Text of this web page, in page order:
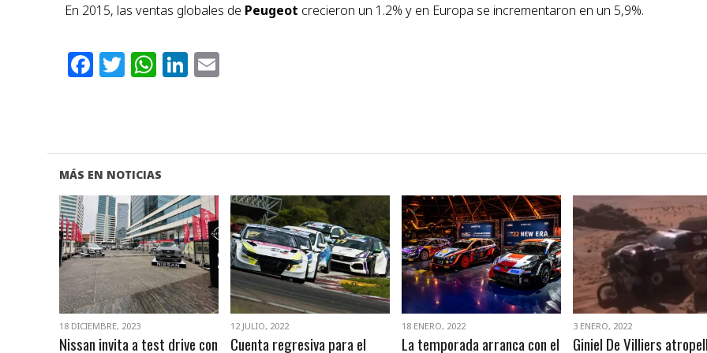
En 2015, las ventas globales de Peugeot crecieron un 1.2% y en Europa se incrementaron en un 5,9%.
Facebook
Twitter
WhatsApp
LinkedIn
MÁS EN NOTICIAS
VER NOTA
18 DICIEMBRE, 2023
Nissan invita a test drive con
VER NOTA
12 JULIO, 2022
Cuenta regresiva para el
VER NOTA
18 ENERO, 2022
La temporada arranca con el
VER NOTA
3 ENERO, 2022
Giniel De Villiers